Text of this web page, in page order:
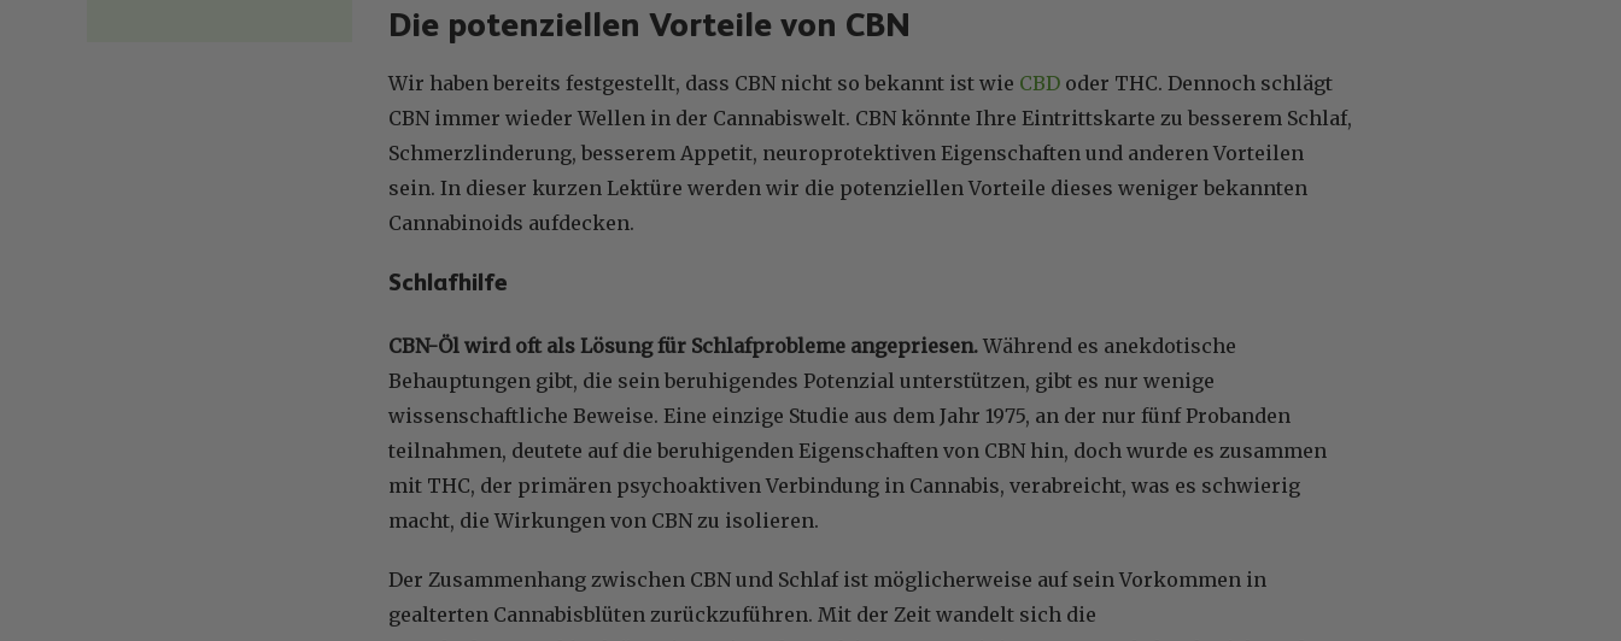
Die potenziellen Vorteile von CBN
Wir haben bereits festgestellt, dass CBN nicht so bekannt ist wie CBD oder THC. Dennoch schlägt
CBN immer wieder Wellen in der Cannabiswelt. CBN könnte Ihre Eintrittskarte zu besserem Schlaf,
Schmerzlinderung, besserem Appetit, neuroprotektiven Eigenschaften und anderen Vorteilen
sein. In dieser kurzen Lektüre werden wir die potenziellen Vorteile dieses weniger bekannten
Cannabinoids aufdecken.
Schlafhilfe
CBN-Öl wird oft als Lösung für Schlafprobleme angepriesen.Während es anekdotische
Behauptungen gibt, die sein beruhigendes Potenzial unterstützen, gibt es nur wenige
wissenschaftliche Beweise. Eine einzige Studie aus dem Jahr 1975, an der nur fünf Probanden
teilnahmen, deutete auf die beruhigenden Eigenschaften von CBN hin, doch wurde es zusammen
mit THC, der primären psychoaktiven Verbindung in Cannabis, verabreicht, was es schwierig
macht, die Wirkungen von CBN zu isolieren.
Der Zusammenhang zwischen CBN und Schlaf ist möglicherweise auf sein Vorkommen in
gealterten Cannabisblüten zurückzuführen. Mit der Zeit wandelt sich die